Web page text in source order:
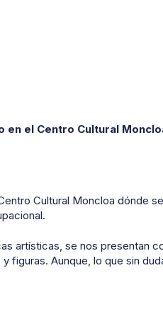
en el Centro Cultural
Cultural Moncloa dónde
artísticas, se nos presentan
figuras. Aunque, lo que sin